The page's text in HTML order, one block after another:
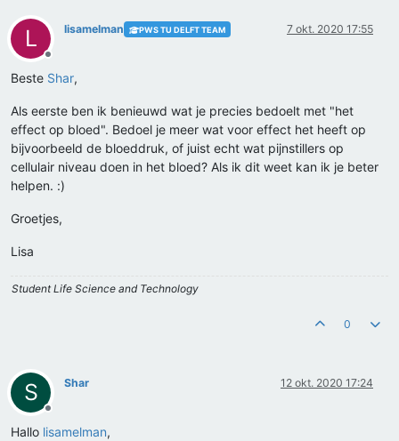
L
Offline
lisamelman PWS TU DELFT TEAM 7 okt. 2020 17:55
Beste Shar,
Als eerste ben ik benieuwd wat je precies bedoelt met "het
effect op bloed". Bedoel je meer wat voor effect het heeft op
bijvoorbeeld de bloeddruk, of juist echt wat pijnstillers op
cellulair niveau doen in het bloed? Als ik dit weet kan ik je beter
helpen. :)
Groetjes,
Lisa
Student Life Science and Technology
0
S
Offline
Shar 12 okt. 2020 17:24
Hallo lisamelman,